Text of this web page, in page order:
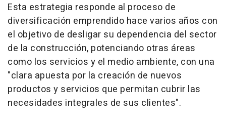
Esta estrategia responde al proceso de
diversificación emprendido hace varios años con
el objetivo de desligar su dependencia del sector
de la construcción, potenciando otras áreas
como los servicios y el medio ambiente, con una
"clara apuesta por la creación de nuevos
productos y servicios que permitan cubrir las
necesidades integrales de sus clientes".